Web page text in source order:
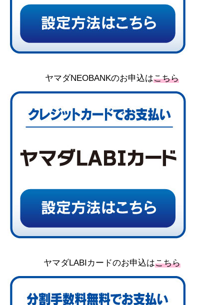
ヤマダNEOBANKのお申込はこちら
ヤマダLABIカードのお申込はこちら